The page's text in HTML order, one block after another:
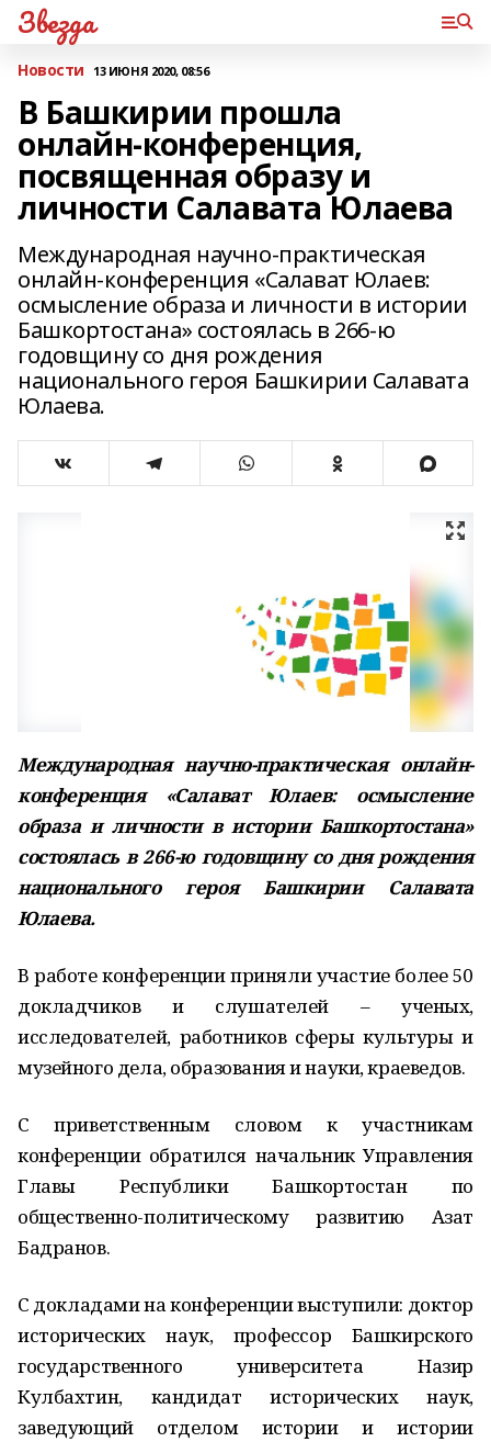
Звезда
Новости 13 ИЮНЯ 2020, 08:56
В Башкирии прошла
онлайн-конференция,
посвященная образу и
личности Салавата Юлаева
Международная научно-практическая
онлайн-конференция «Салават Юлаев:
осмысление образа и личности в истории
Башкортостана» состоялась в 266-ю
годовщину со дня рождения
национального героя Башкирии Салавата
Юлаева.
Международная научно-практическая онлайн-
конференция «Салават Юлаев: осмысление
образа и личности в истории Башкортостана»
состоялась в 266-ю годовщину со дня рождения
национального героя Башкирии Салавата
Юлаева.
В работе конференции приняли участие более 50
докладчиков и слушателей – ученых,
исследователей, работников сферы культуры и
музейного дела, образования и науки, краеведов.
С приветственным словом к участникам
конференции обратился начальник Управления
Главы Республики Башкортостан по
общественно-политическому развитию Азат
Бадранов.
С докладами на конференции выступили: доктор
исторических наук, профессор Башкирского
государственного университета Назир
Кулбахтин, кандидат исторических наук,
заведующий отделом истории и истории